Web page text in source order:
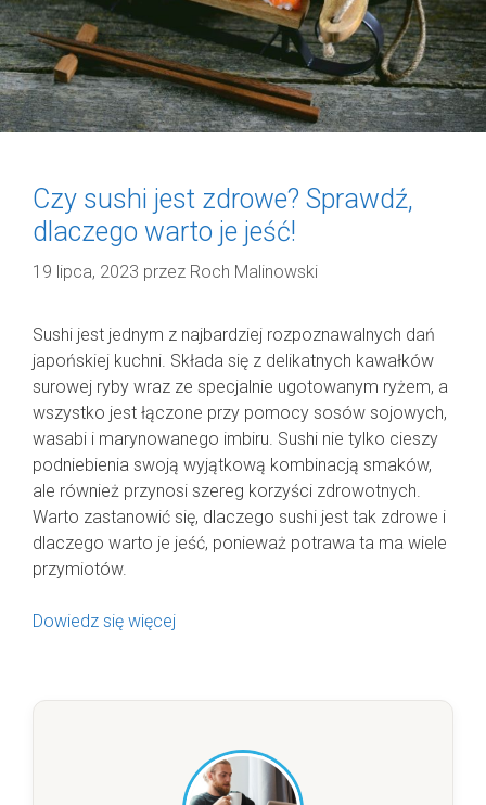
Czy sushi jest zdrowe? Sprawdź,
dlaczego warto je jeść!
19 lipca, 2023 przez Roch Malinowski
Sushi jest jednym z najbardziej rozpoznawalnych dań
japońskiej kuchni. Składa się z delikatnych kawałków
surowej ryby wraz ze specjalnie ugotowanym ryżem, a
wszystko jest łączone przy pomocy sosów sojowych,
wasabi i marynowanego imbiru. Sushi nie tylko cieszy
podniebienia swoją wyjątkową kombinacją smaków,
ale również przynosi szereg korzyści zdrowotnych.
Warto zastanowić się, dlaczego sushi jest tak zdrowe i
dlaczego warto je jeść, ponieważ potrawa ta ma wiele
przymiotów.
Dowiedz się więcej